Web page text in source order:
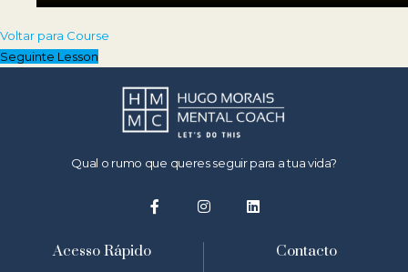
Voltar para Course
Seguinte Lesson
Qual o rumo que queres seguir para a tua vida?
Acesso Rápido Contacto